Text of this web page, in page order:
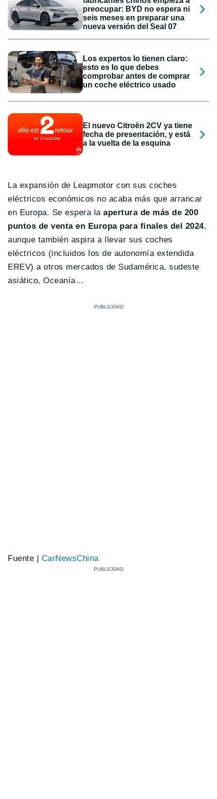
preocupar: BYD no espera ni
seis meses en preparar una
nueva versión del Seal 07
Los expertos lo tienen claro:
esto es lo que debes
comprobar antes de comprar
un coche eléctrico usado
El nuevo Citroën 2CV ya tiene
fecha de presentación, y está
a la vuelta de la esquina
La expansión de Leapmotor con sus coches
eléctricos económicos no acaba más que arrancar
en Europa. Se espera laapertura de más de 200
puntos de venta en Europa para finales del 2024,
aunque también aspira a llevar sus coches
eléctricos (incluidos los de autonomía extendida
EREV) a otros mercados de Sudamérica, sudeste
asiático, Oceanía…
Fuente | CarNewsChina